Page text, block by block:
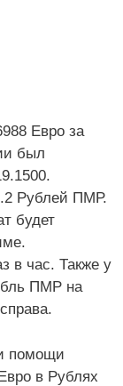
Евро за
был
Рублей ПМР.
будет
в час. Также у
ПМР на
помощи
в Рублях